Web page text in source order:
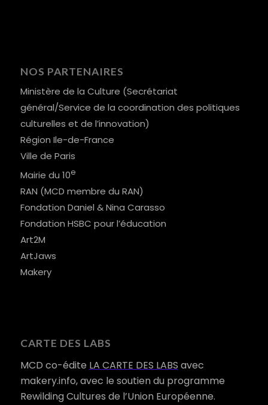
NOS PARTENAIRES
Ministère de la Culture (Secrétariat
général/Service de la coordination des politiques
culturelles et de l’innovation)
Région Ile-de-France
Ville de Paris
Mairie du 10e
RAN (MCD membre du RAN)
Fondation Daniel & Nina Carasso
Fondation HSBC pour l’éducation
Art2M
ArtJaws
Makery
CARTE DES LABS
MCD co-édite LA CARTE DES LABS avec
makery.info, avec le soutien du programme
Rewilding Cultures de l’Union Européenne.